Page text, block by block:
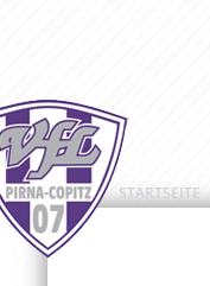
STARTSEITE